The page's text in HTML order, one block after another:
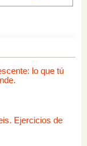
lo que tú
Ejercicios de